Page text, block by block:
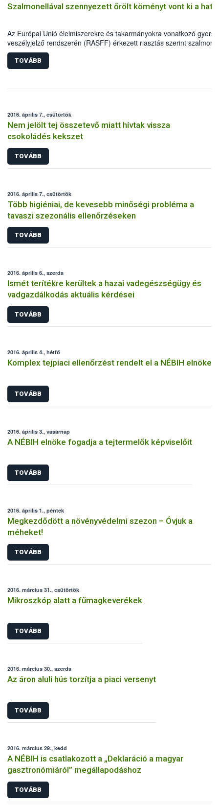
Szalmonellával szennyezett őrölt köményt vont ki a
Az Európai Unió élelmiszerekre és takarmányokra vonatkozó gyors
veszélyjelző rendszerén (RASFF) érkezett riasztás szerint
szennyezettség miatt indiai származású őrölt köményt vontak ki a
forgalomból az EU több tagállamában. A szennyezett fűszerből
Magyarországra is szállítottak egy német nagykereskedőn keresztül.
TOVÁBB
2016. április 7., csütörtök
Nem jelölt tej összetevő miatt hívtak vissza
csokoládés kekszet
TOVÁBB
2016. április 7., csütörtök
Több higiéniai, de kevesebb minőségi probléma a
tavaszi szezonális ellenőrzéseken
TOVÁBB
2016. április 6., szerda
Ismét terítékre kerültek a hazai vadegészségügy és
vadgazdálkodás aktuális kérdései
TOVÁBB
2016. április 4., hétfő
Komplex tejpiaci ellenőrzést rendelt el a NÉBIH elnöke
TOVÁBB
2016. április 3., vasárnap
A NÉBIH elnöke fogadja a tejtermelők képviselőit
TOVÁBB
2016. április 1., péntek
Megkezdődött a növényvédelmi szezon – Óvjuk a
méheket!
TOVÁBB
2016. március 31., csütörtök
Mikroszkóp alatt a fűmagkeverékek
TOVÁBB
2016. március 30., szerda
Az áron aluli hús torzítja a piaci versenyt
TOVÁBB
2016. március 29., kedd
A NÉBIH is csatlakozott a „Deklaráció a magyar
gasztronómiáról” megállapodáshoz
TOVÁBB